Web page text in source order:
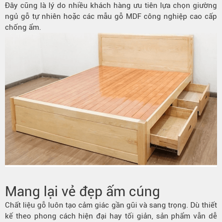
Đây cũng là lý do nhiều khách hàng ưu tiên lựa chọn giường
ngủ gỗ tự nhiên hoặc các mẫu gỗ MDF công nghiệp cao cấp
chống ẩm.
Mang lại vẻ đẹp ấm cúng
Chất liệu gỗ luôn tạo cảm giác gần gũi và sang trọng. Dù thiết
kế theo phong cách hiện đại hay tối giản, sản phẩm vẫn dễ